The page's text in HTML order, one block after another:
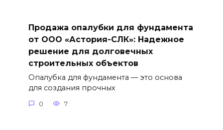
Продажа опалубки для фундамента
от ООО «Астория-СЛК»: Надежное
решение для долговечных
строительных объектов
Опалубка для фундамента — это основа
для создания прочных
0 7